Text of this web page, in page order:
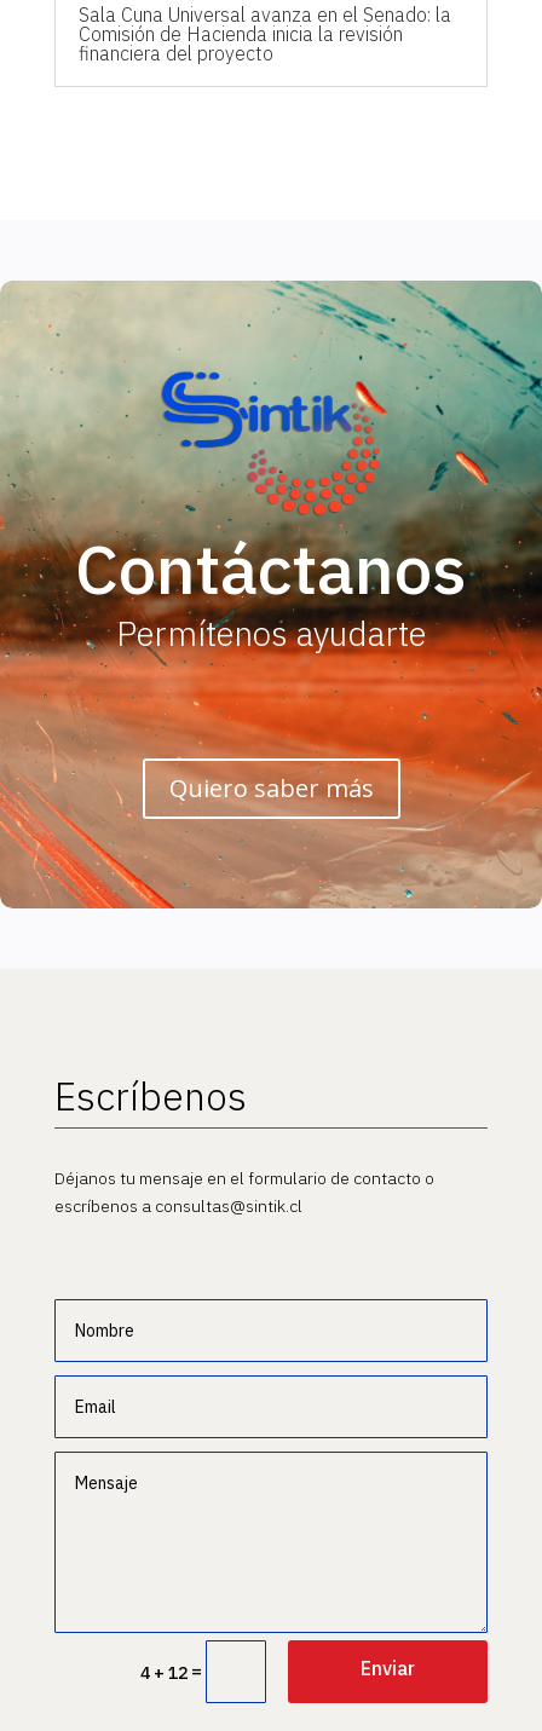
Sala Cuna Universal avanza en el Senado: la
Comisión de Hacienda inicia la revisión
financiera del proyecto
Contáctanos
Permítenos ayudarte
Quiero saber más
Escríbenos
Déjanos tu mensaje en el formulario de contacto o
escríbenos a consultas@sintik.cl
4 + 12 = Enviar